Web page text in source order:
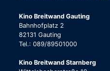
Kino Breitwand Gauting
Bahnhofplatz 2
82131 Gauting
Tel.: 089/89501000
Kino Breitwand Starnberg